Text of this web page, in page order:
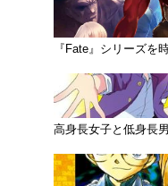
『Fate』シリーズを
高身長女子と低身長